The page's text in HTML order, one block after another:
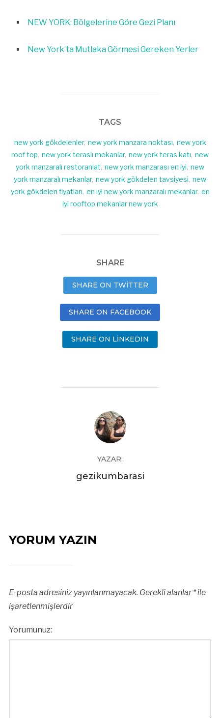
NEW YORK: Bölgelerine Göre Gezi Planı
New York’ta Mutlaka Görmesi Gereken Yerler
TAGS
new york gökdelenler, new york manzara noktası, new york
roof top, new york teraslı mekanlar, new york teras katı, new
york manzaralı restoranlat, new york manzarası en iyi, new
york manzaralı mekanlar, new york gökdelen tavsiyesi, new
york gökdelen fiyatları, en iyi new york manzaralı mekanlar, en
iyi rooftop mekanlar new york
SHARE
SHARE ON TWITTER
SHARE ON FACEBOOK
SHARE ON LINKEDIN
YAZAR:
gezikumbarasi
YORUM YAZIN
E-posta adresiniz yayınlanmayacak. Gerekli alanlar*ile
işaretlenmişlerdir
Yorumunuz: